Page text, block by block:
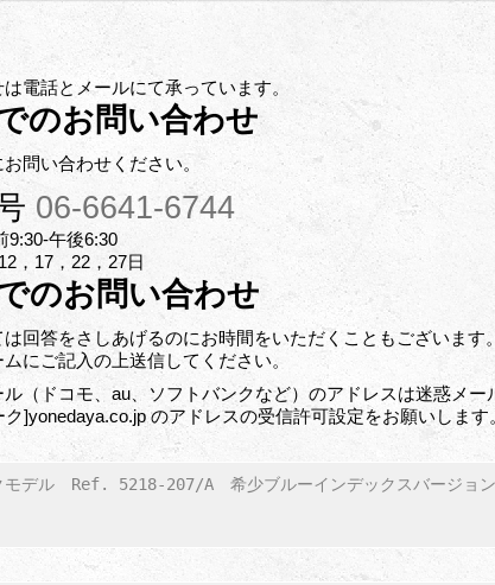
電話とメールにて承っています。
のお問い合わせ
問い合わせください。
06-6641-6744
9:30-午後6:30
，17，22，27日
のお問い合わせ
回答をさしあげるのにお時間をいただくこともございます。
ムにご記入の上送信してください。
ル（ドコモ、au、ソフトバンクなど）のアドレスは迷惑メ
]yonedaya.co.jp のアドレスの受信許可設定をお願いします